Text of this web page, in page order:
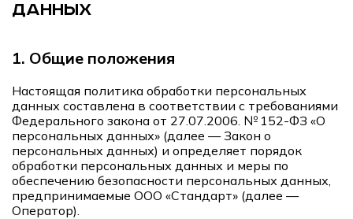
ДАННЫХ
1. Общие положения
Настоящая политика обработки персональных
данных составлена в соответствии с требованиями
Федерального закона от 27.07.2006. № 152-ФЗ «О
персональных данных» (далее — Закон о
персональных данных) и определяет порядок
обработки персональных данных и меры по
обеспечению безопасности персональных данных,
предпринимаемые ООО «Стандарт» (далее —
Оператор).